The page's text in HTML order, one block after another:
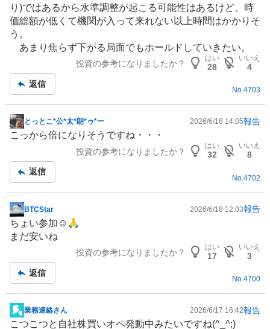
り)ではあるから水準調整が起こる可能性はあるけど、時
価総額が低くて機関が入って来れない以上時間はかかりそ
う。
あまり焦らず下がる局面でもホールドしていきたい。
投資の参考になりましたか？
はい
28
いいえ
4
返信
No.4703
掲
示
事
とっとこ*公*太*朗*ゥ*ー 2026/6/18 14:05報告
こっから倍になりそうですね・・・
投資の参考になりましたか？
はい
32
いいえ
8
返信
No. 4702
掲
示
板
BTCStar 2026/6/18 12:03報告
ちょい参加☺️🙏
まだ安いね
投資の参考になりましたか？
はい
17
いいえ
3
返信
No.4700
掲
業務連絡さん 2026/6/17 16:42報告
こつこつと自社株買いオペ発動中みたいですね(^_^;)